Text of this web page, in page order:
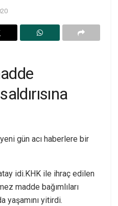
gün acı haberlere bir
idi.KHK ile ihraç edilen
madde bağımlıları
yaşamını yitirdi.